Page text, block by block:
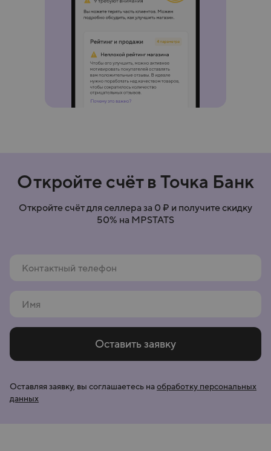
Откройте счёт в Точка Банк
Откройте счёт для селлера за 0 ₽ и получите скидку
50% на MPSTATS
Оставить заявку
Оставляя заявку, вы соглашаетесь наобработку персональных
данных